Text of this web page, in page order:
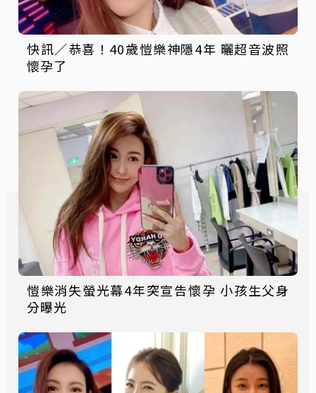
快訊／恭喜！40歲愷樂神隱4年 曬超音波照
懷孕了
愷樂消失螢光幕4年突宣告懷孕 小孩生父身
分曝光